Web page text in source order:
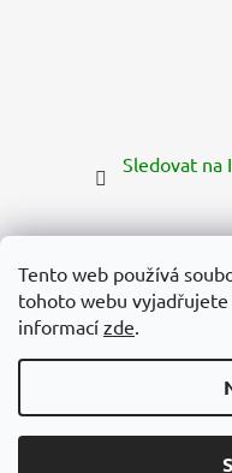
Tento web používá
tohoto webu vyjadřujete
informací zde.
Sledovat na
Copyright 2026Zelená